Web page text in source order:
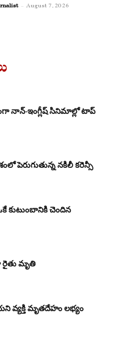
- August 7, 2026
నాన్-ఇంగ్లీష్ సినిమాల్లో టాప్
పెరుగుతున్న నకిలీ కరెన్సీ
కుటుంబానికి చెందిన
మృతి
వ్యక్తి మృతదేహం లభ్యం